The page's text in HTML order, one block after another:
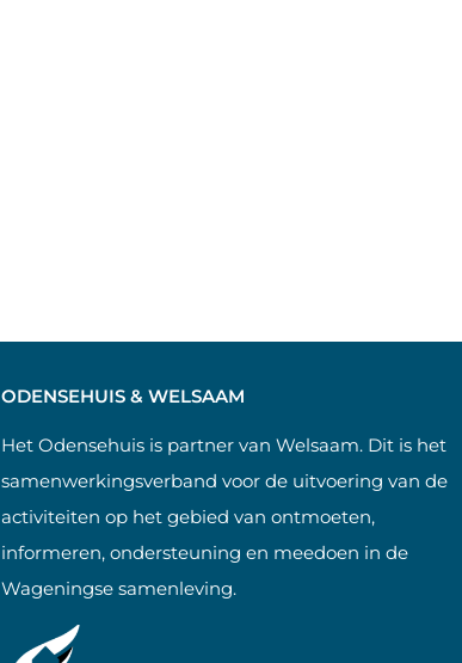
ODENSEHUIS & WELSAAM
Het Odensehuis is partner van Welsaam. Dit is het
samenwerkingsverband voor de uitvoering van de
activiteiten op het gebied van ontmoeten,
informeren, ondersteuning en meedoen in de
Wageningse samenleving.